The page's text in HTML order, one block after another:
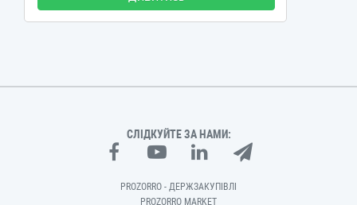
СЛІДКУЙТЕ ЗА НАМИ:
PROZORRO - ДЕРЖЗАКУПІВЛІ
PROZORRO MARKET